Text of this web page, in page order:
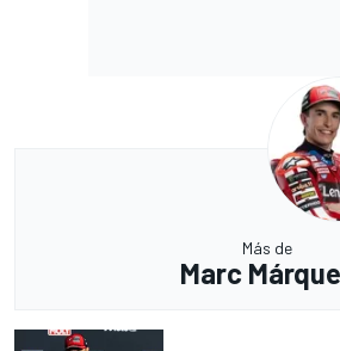
Más de
Marc